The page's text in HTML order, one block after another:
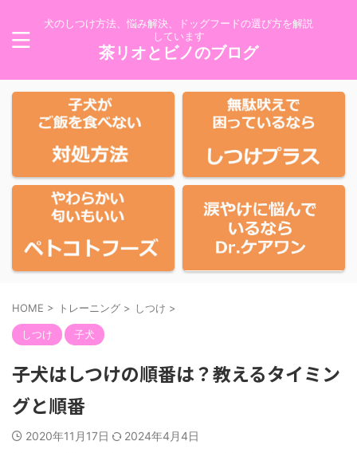
犬のしつけ方法、悩み解決、ドッグフードの選び方を解説
しています
茶リオとビノのブログ
HOME > トレーニング > しつけ >
しつけ 子犬
子犬はしつけの順番は？教えるタイミン
グと順番
2020年11月17日 2024年4月4日